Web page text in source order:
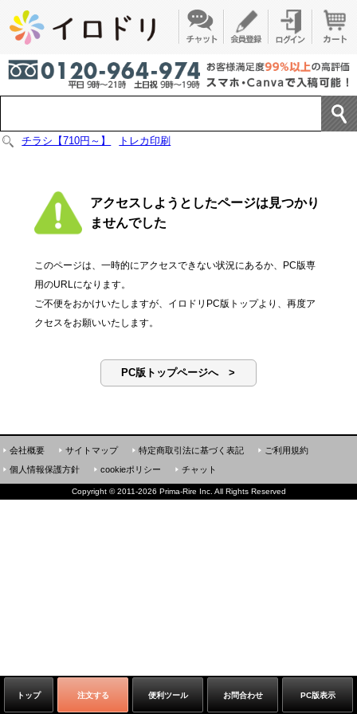
チラシ【710円～】 トレカ印刷
アクセスしようとしたページは見つかり
ませんでした
このページは、一時的にアクセスできない状況にあるか、PC版専
用のURLになります。
ご不便をおかけいたしますが、イロドリPC版トップより、再度ア
クセスをお願いいたします。
PC版トップページへ >
トップ 注文する 便利ツール お問合わせ PC版表示
会社概要 サイトマップ 特定商取引法に基づく表記
ご利用規約
個人情報保護方針
cookieポリシー チャット
Copyright ©2011-2026 Prima-Rire Inc. All Rights Reserved